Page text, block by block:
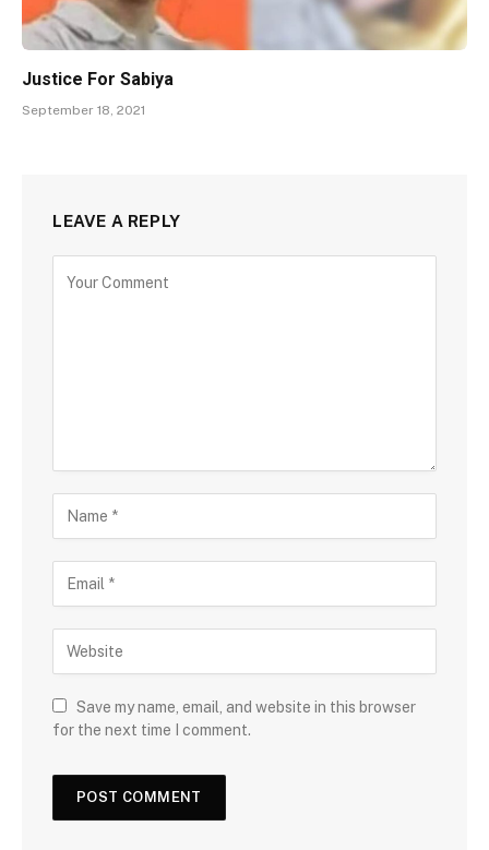
Justice For Sabiya
September 18, 2021
LEAVE A REPLY
Save my name, email, and website in this browser
for the next time I comment.